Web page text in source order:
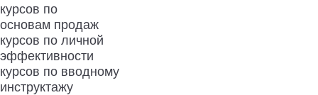
курсов по
основам продаж
курсов по личной
эффективности
курсов по вводному
инструктажу